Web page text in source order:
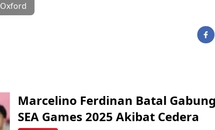
Oxford
Marcelino Ferdinan Batal
SEA Games 2025 Akibat Cedera